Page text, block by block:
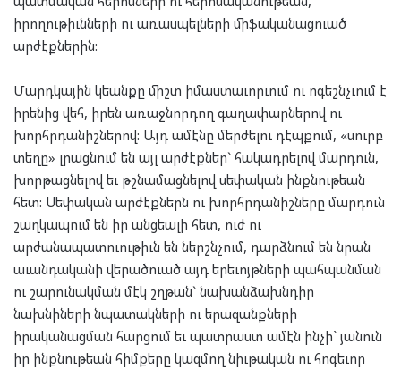
իրողութիւնների ու առասպելների միֆականացուած
արժէքներին:
Մարդկային կեանքը միշտ իմաստաւորւում ու ոգեշնչւում է
իրենից վեհ, իրեն առաջնորդող գաղափարներով ու
խորհրդանիշներով: Այդ ամէնը մերժելու դէպքում, «սուրբ
տեղը» լրացնում են այլ արժէքներ` հակադրելով մարդուն,
խորթացնելով եւ թշնամացնելով սեփական ինքնութեան
հետ: Սեփական արժէքներն ու խորհրդանիշները մարդուն
շաղկապում են իր անցեալի հետ, ուժ ու
արժանապատուութիւն են ներշնչում, դարձնում են նրան
աւանդականի վերածուած այդ երեւոյթների պահպանման
ու շարունակման մէկ շղթան` նախանձախնդիր
նախնիների նպատակների ու երազանքների
իրականացման հարցում եւ պատրաստ ամէն ինչի` յանուն
իր ինքնութեան հիմքերը կազմող նիւթական ու հոգեւոր